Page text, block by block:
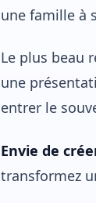
une famille à
Le plus beau
une
entrer le
Envie de
transformez